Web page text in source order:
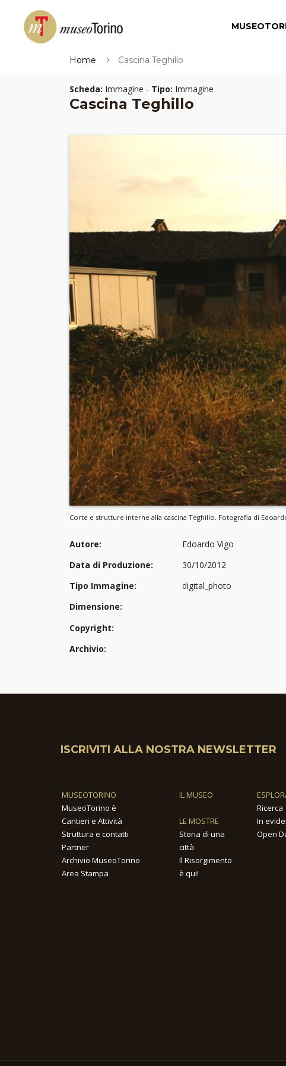
Home Cascina Teghillo
Scheda: Immagine - Tipo: Immagine
Cascina Teghillo
Corte e strutture interne alla cascina Teghillo. Fotografia di
Autore:
Edoardo Vigo
Data di Produzione:
30/10/2012
Tipo Immagine:
digital_photo
Dimensione:
Copyright:
Archivio:
ISCRIVITI ALLA NOSTRA NEWSLETTER
MUSEOTORINO
MuseoTorino è
Cantieri e Attività
Struttura e contatti
Partner
Archivio MuseoTorino
Area Stampa
IL MUSEO
LE MOSTRE
Storia di una
città
Il Risorgimento
è qui!
Ricerca
In
Open